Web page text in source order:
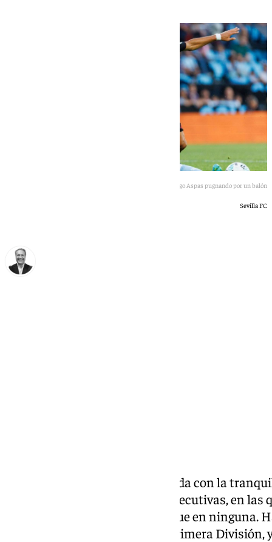
Alexis Sánchez e Iago Aspas pugnando por un balón
Sevilla FC
El Sevilla llegó a la última jornada con la
otra temporada, y van tres consecutivas, en
con el descenso. En esta, más que en
mitad de los que se juegan en Primera División,